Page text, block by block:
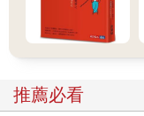
推薦必看